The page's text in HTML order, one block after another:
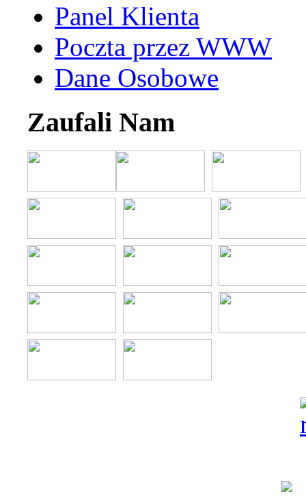
Panel Klienta
Poczta przez WWW
Dane Osobowe
Zaufali Nam